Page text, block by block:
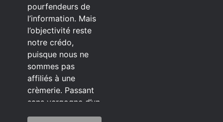
pourfendeurs de
l’information. Mais
l’objectivité reste
notre crédo,
puisque nous ne
sommes pas
affiliés à une
crèmerie. Passant
sans vergogne d’un